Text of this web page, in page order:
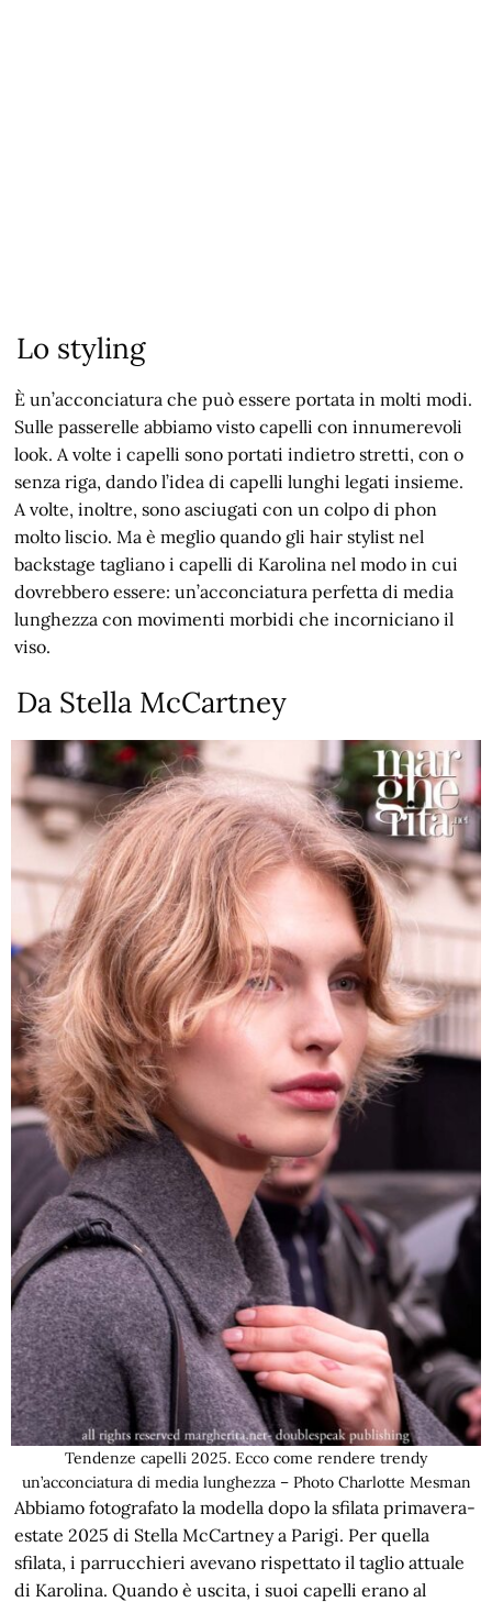
Lo styling
È un’acconciatura che può essere portata in molti modi.
Sulle passerelle abbiamo visto capelli con innumerevoli
look. A volte i capelli sono portati indietro stretti, con o
senza riga, dando l’idea di capelli lunghi legati insieme.
A volte, inoltre, sono asciugati con un colpo di phon
molto liscio. Ma è meglio quando gli hair stylist nel
backstage tagliano i capelli di Karolina nel modo in cui
dovrebbero essere: un’acconciatura perfetta di media
lunghezza con movimenti morbidi che incorniciano il
viso.
Da Stella McCartney
Tendenze capelli 2025. Ecco come rendere trendy
un’acconciatura di media lunghezza – Photo Charlotte Mesman
Abbiamo fotografato la modella dopo la sfilata primavera-
estate 2025 di Stella McCartney a Parigi. Per quella
sfilata, i parrucchieri avevano rispettato il taglio attuale
di Karolina. Quando è uscita, i suoi capelli erano al